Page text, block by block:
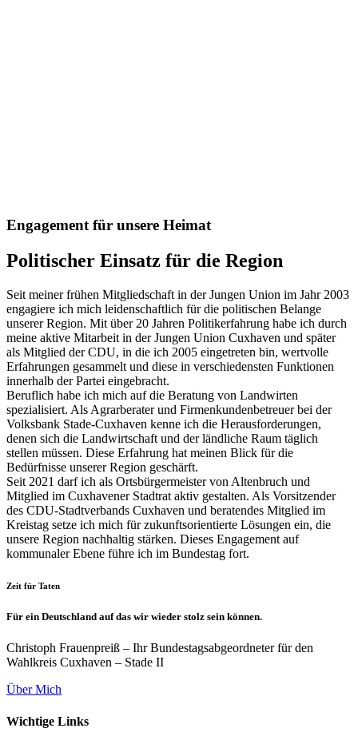
Engagement für unsere Heimat
Politischer Einsatz für die Region
Seit meiner frühen Mitgliedschaft in der Jungen Union im Jahr 2003
engagiere ich mich leidenschaftlich für die politischen Belange
unserer Region. Mit über 20 Jahren Politikerfahrung habe ich durch
meine aktive Mitarbeit in der Jungen Union Cuxhaven und später
als Mitglied der CDU, in die ich 2005 eingetreten bin, wertvolle
Erfahrungen gesammelt und diese in verschiedensten Funktionen
innerhalb der Partei eingebracht.
Beruflich habe ich mich auf die Beratung von Landwirten
spezialisiert. Als Agrarberater und Firmenkundenbetreuer bei der
Volksbank Stade-Cuxhaven kenne ich die Herausforderungen,
denen sich die Landwirtschaft und der ländliche Raum täglich
stellen müssen. Diese Erfahrung hat meinen Blick für die
Bedürfnisse unserer Region geschärft.
Seit 2021 darf ich als Ortsbürgermeister von Altenbruch und
Mitglied im Cuxhavener Stadtrat aktiv gestalten. Als Vorsitzender
des CDU-Stadtverbands Cuxhaven und beratendes Mitglied im
Kreistag setze ich mich für zukunftsorientierte Lösungen ein, die
unsere Region nachhaltig stärken. Dieses Engagement auf
kommunaler Ebene führe ich im Bundestag fort.
Zeit für Taten
Für ein Deutschland auf das wir wieder stolz sein können.
Christoph Frauenpreiß – Ihr Bundestagsabgeordneter für den
Wahlkreis Cuxhaven – Stade II
Über Mich
Wichtige Links